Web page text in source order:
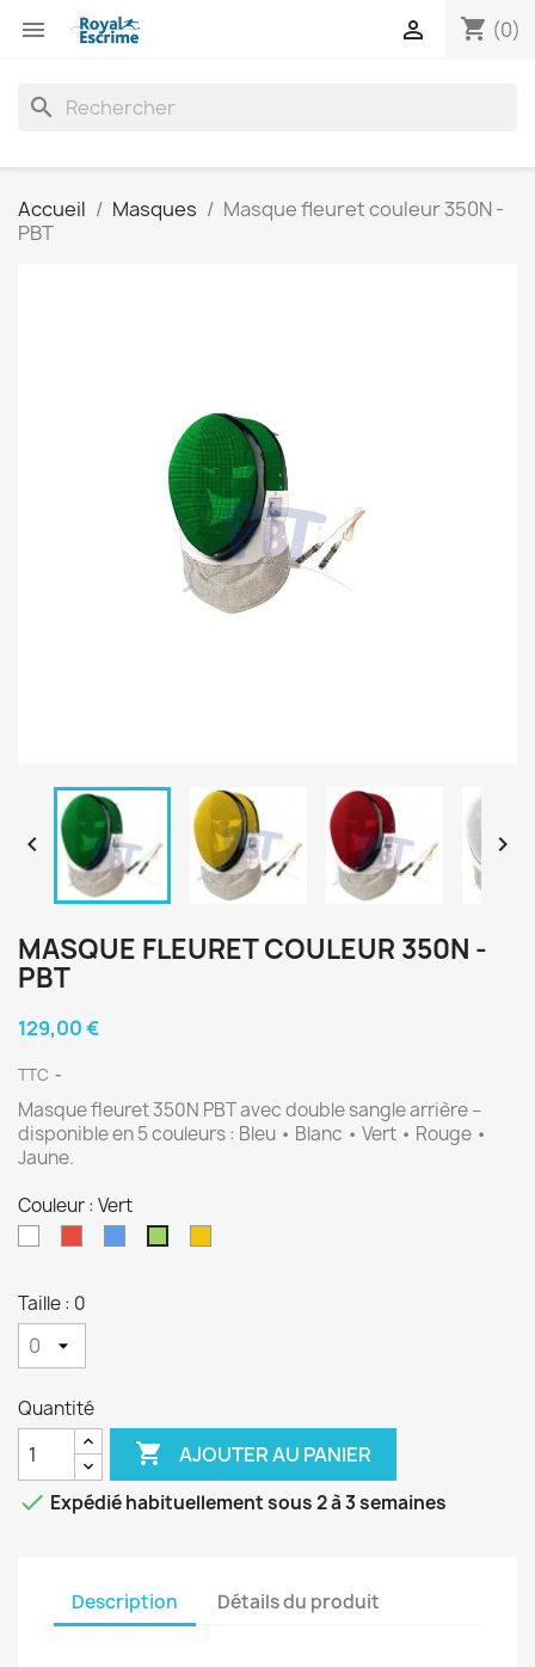
 shopping_cart (0)

search
Accueil Masques
Masque fleuret couleur 350N -
PBT
 
MASQUE FLEURET COULEUR 350N -
PBT
129,00 €
TTC
Masque fleuret 350N PBT avec double sangle arrière –
disponible en 5 couleurs : Bleu • Blanc • Vert • Rouge •
Jaune.
Couleur : Vert
Taille : 0
Quantité
 AJOUTER AU PANIER
 Expédié habituellement sous 2 à 3 semaines
Description Détails du produit